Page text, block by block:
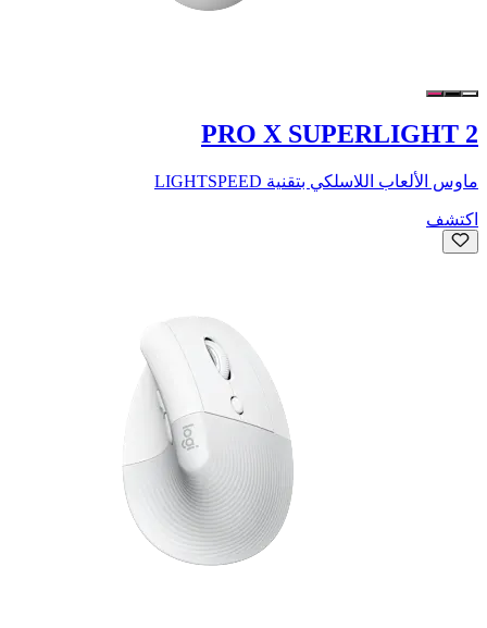
PRO X SUPERLIGHT 2
ماوس الألعاب اللاسلكي بتقنية LIGHTSPEED
اكتشف